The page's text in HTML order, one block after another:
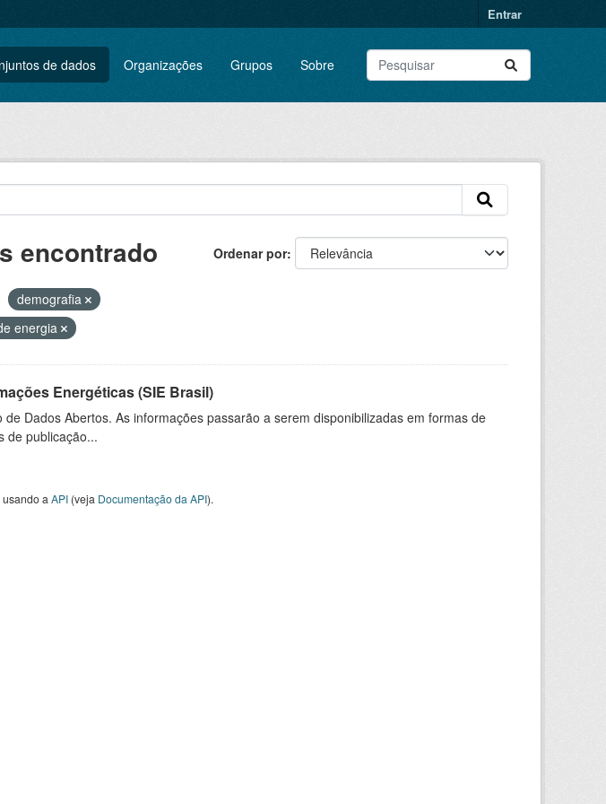
Entrar
de dados Organizações Grupos Sobre
Ordenar por
encontrado
demografia
energia
Energéticas (SIE Brasil)
Dados Abertos. As informações passarão a serem disponibilizadas em formas de
de publicação...
a API(veja Documentação da API).